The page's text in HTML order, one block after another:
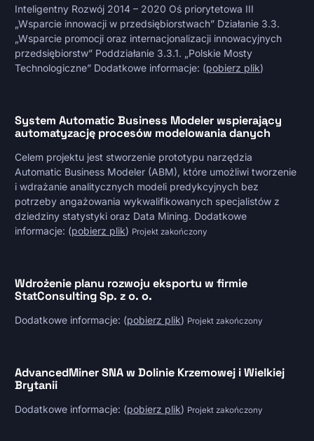
Inteligentny Rozwój 2014 – 2020 Oś priorytetowa III
„Wsparcie innowacji w przedsiębiorstwach” Działanie 3.3.
„Wsparcie promocji oraz internacjonalizacji innowacyjnych
przedsiębiorstw” Poddziałanie 3.3.1. „Polskie Mosty
Technologiczne” Dodatkowe informacje: (pobierz plik)
System Automatic Business Modeler wspierający
automatyzację procesów modelowania danych
Celem projektu jest stworzenie prototypu narzędzia
Automatic Business Modeler (ABM), które umożliwi tworzenie
i wdrażanie analitycznych modeli predykcyjnych bez
potrzeby angażowania wykwalifikowanych specjalistów z
dziedziny statystyki oraz Data Mining. Dodatkowe
informacje: (pobierz plik) Projekt zakończony
Wdrożenie planu rozwoju eksportu w firmie
StatConsulting Sp. z o. o.
Dodatkowe informacje: (pobierz plik) Projekt zakończony
AdvancedMiner SNA w Dolinie Krzemowej i Wielkiej
Brytanii
Dodatkowe informacje: (pobierz plik) Projekt zakończony